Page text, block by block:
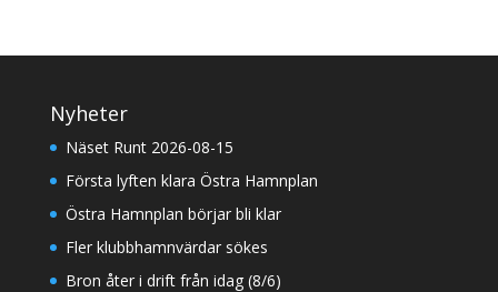
Nyheter
Näset Runt 2026-08-15
Första lyften klara Östra Hamnplan
Östra Hamnplan börjar bli klar
Fler klubbhamnvärdar sökes
Bron åter i drift från idag (8/6)